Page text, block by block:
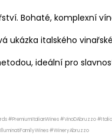
Bohaté, komplexní
ukázka italského
ideální pro
#PremiumItalianWines #VinoDAbruzzo
#WineryAbruzzo